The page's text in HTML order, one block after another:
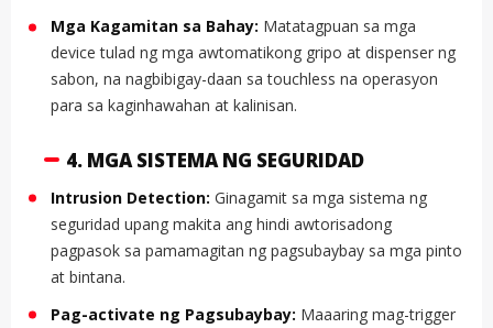
Mga Kagamitan sa Bahay: Matatagpuan sa mga
device tulad ng mga awtomatikong gripo at dispenser ng
sabon, na nagbibigay-daan sa touchless na operasyon
para sa kaginhawahan at kalinisan.
4. MGA SISTEMA NG SEGURIDAD
Intrusion Detection: Ginagamit sa mga sistema ng
seguridad upang makita ang hindi awtorisadong
pagpasok sa pamamagitan ng pagsubaybay sa mga pinto
at bintana.
Pag-activate ng Pagsubaybay: Maaaring mag-trigger